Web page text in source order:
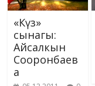
«Күз»
сынагы:
Айсалкын
Сооронбаев
а